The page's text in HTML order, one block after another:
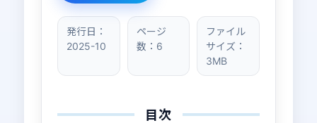
発行日：
2025-10
ページ
数：6
ファイル
サイズ：
3MB
目次